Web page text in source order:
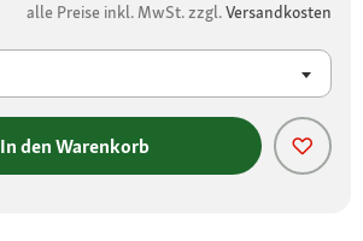
alle Preise inkl. MwSt. zzgl.Versandkosten
In den Warenkorb